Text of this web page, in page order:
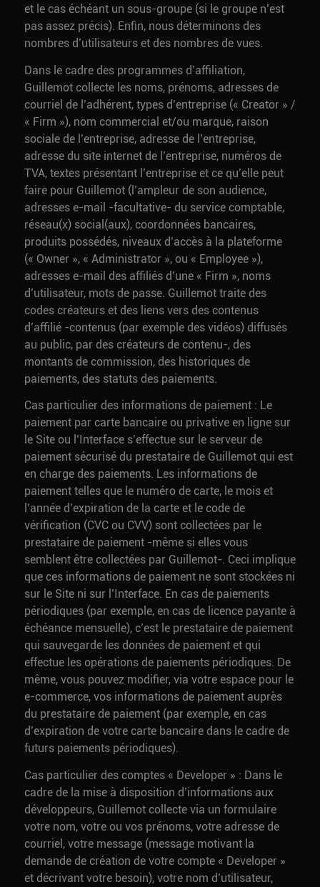
et le cas échéant un sous-groupe (si le groupe n’est
pas assez précis). Enfin, nous déterminons des
nombres d’utilisateurs et des nombres de vues.
Dans le cadre des programmes d’affiliation,
Guillemot collecte les noms, prénoms, adresses de
courriel de l’adhérent, types d’entreprise (« Creator » /
« Firm »), nom commercial et/ou marque, raison
sociale de l’entreprise, adresse de l’entreprise,
adresse du site internet de l’entreprise, numéros de
TVA, textes présentant l’entreprise et ce qu’elle peut
faire pour Guillemot (l’ampleur de son audience,
adresses e-mail -facultative- du service comptable,
réseau(x) social(aux), coordonnées bancaires,
produits possédés, niveaux d’accès à la plateforme
(« Owner », « Administrator », ou « Employee »),
adresses e-mail des affiliés d’une « Firm », noms
d’utilisateur, mots de passe. Guillemot traite des
codes créateurs et des liens vers des contenus
d’affilié -contenus (par exemple des vidéos) diffusés
au public, par des créateurs de contenu-, des
montants de commission, des historiques de
paiements, des statuts des paiements.
Cas particulier des informations de paiement : Le
paiement par carte bancaire ou privative en ligne sur
le Site ou l’Interface s’effectue sur le serveur de
paiement sécurisé du prestataire de Guillemot qui est
en charge des paiements. Les informations de
paiement telles que le numéro de carte, le mois et
l’année d’expiration de la carte et le code de
vérification (CVC ou CVV) sont collectées par le
prestataire de paiement -même si elles vous
semblent être collectées par Guillemot-. Ceci implique
que ces informations de paiement ne sont stockées ni
sur le Site ni sur l’Interface. En cas de paiements
périodiques (par exemple, en cas de licence payante à
échéance mensuelle), c’est le prestataire de paiement
qui sauvegarde les données de paiement et qui
effectue les opérations de paiements périodiques. De
même, vous pouvez modifier, via votre espace pour le
e-commerce, vos informations de paiement auprès
du prestataire de paiement (par exemple, en cas
d’expiration de votre carte bancaire dans le cadre de
futurs paiements périodiques).
Cas particulier des comptes « Developer » : Dans le
cadre de la mise à disposition d’informations aux
développeurs, Guillemot collecte via un formulaire
votre nom, votre ou vos prénoms, votre adresse de
courriel, votre message (message motivant la
demande de création de votre compte « Developer »
et décrivant votre besoin), votre nom d’utilisateur,